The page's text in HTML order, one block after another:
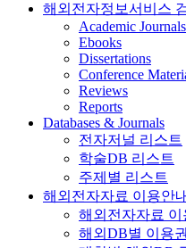
해외전자정보서비스
Academic Journals
Ebooks
Dissertations
Conference
Reviews
Reports
Databases & Journals
전자저널 리스트
학술DB 리스트
주제별 리스트
해외전자자료 이용안내
해외전자자료 이
해외DB별 이용